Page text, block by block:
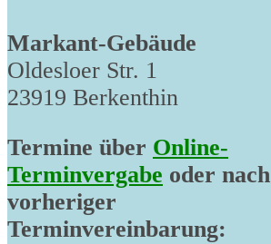
Markant-Gebäude
Oldesloer Str. 1
23919 Berkenthin
Termine über Online-
Terminvergabe oder nach
vorheriger
Terminvereinbarung: